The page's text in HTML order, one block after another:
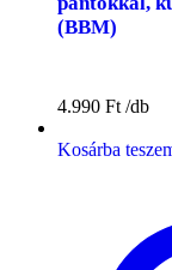
(BBM)
4.990 Ft
Kosárba